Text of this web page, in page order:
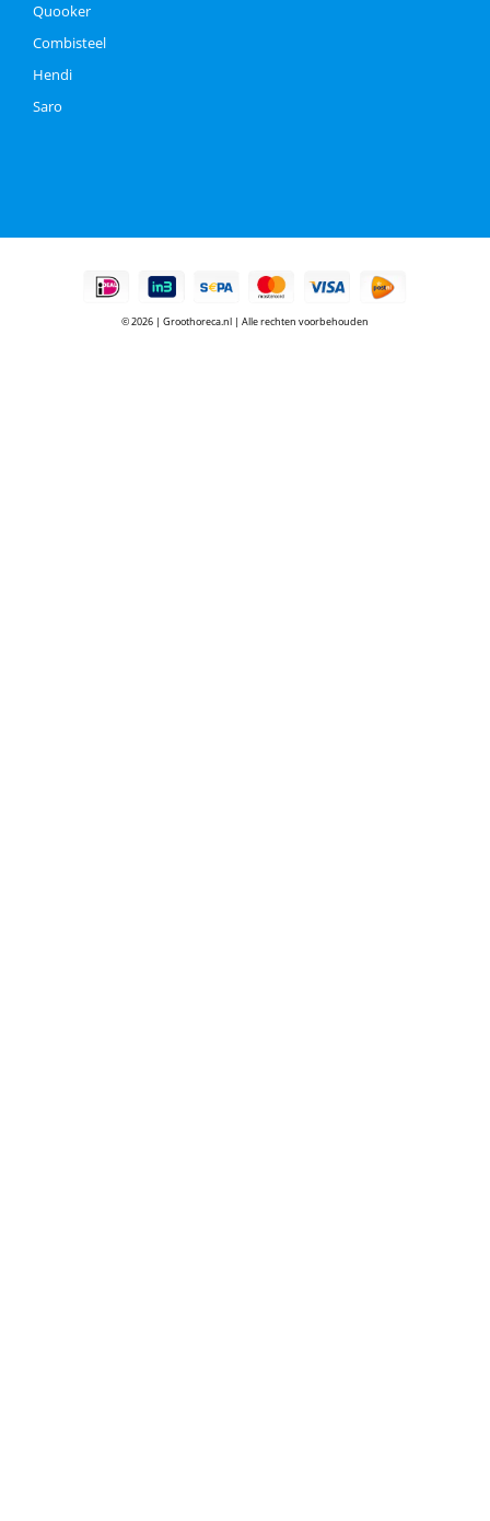
Quooker
Combisteel
Hendi
Saro
© 2026 | Groothoreca.nl | Alle rechten voorbehouden